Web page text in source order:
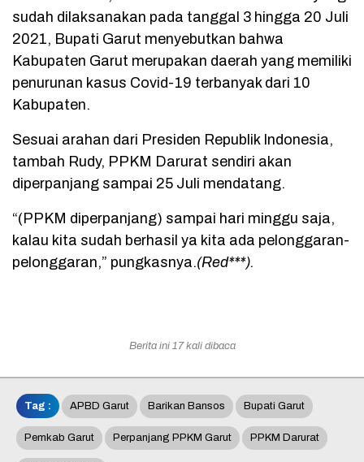
sudah dilaksanakan pada tanggal 3 hingga 20 Juli
2021, Bupati Garut menyebutkan bahwa
Kabupaten Garut merupakan daerah yang memiliki
penurunan kasus Covid-19 terbanyak dari 10
Kabupaten.
Sesuai arahan dari Presiden Republik Indonesia,
tambah Rudy, PPKM Darurat sendiri akan
diperpanjang sampai 25 Juli mendatang.
“(PPKM diperpanjang) sampai hari minggu saja,
kalau kita sudah berhasil ya kita ada pelonggaran-
pelonggaran,” pungkasnya.(Red***).
Berita ini 17 kali dibaca
Tag : APBD Garut Barikan Bansos Bupati Garut
Pemkab Garut Perpanjang PPKM Garut PPKM Darurat